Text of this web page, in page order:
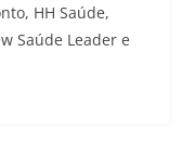
HH Saúde,
Saúde Leader e